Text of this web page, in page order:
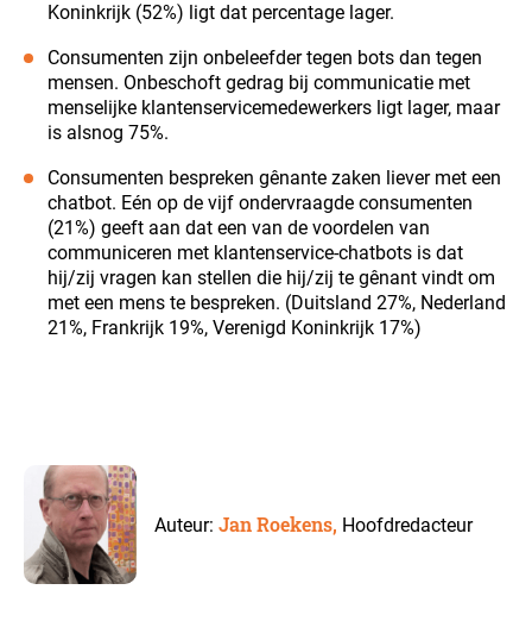
Koninkrijk (52%) ligt dat percentage lager.
Consumenten zijn onbeleefder tegen bots dan tegen
mensen. Onbeschoft gedrag bij communicatie met
menselijke klantenservicemedewerkers ligt lager, maar
is alsnog 75%.
Consumenten bespreken gênante zaken liever met een
chatbot. Eén op de vijf ondervraagde consumenten
(21%) geeft aan dat een van de voordelen van
communiceren met klantenservice-chatbots is dat
hij/zij vragen kan stellen die hij/zij te gênant vindt om
met een mens te bespreken. (Duitsland 27%, Nederland
21%, Frankrijk 19%, Verenigd Koninkrijk 17%)
Auteur:Jan Roekens, Hoofdredacteur